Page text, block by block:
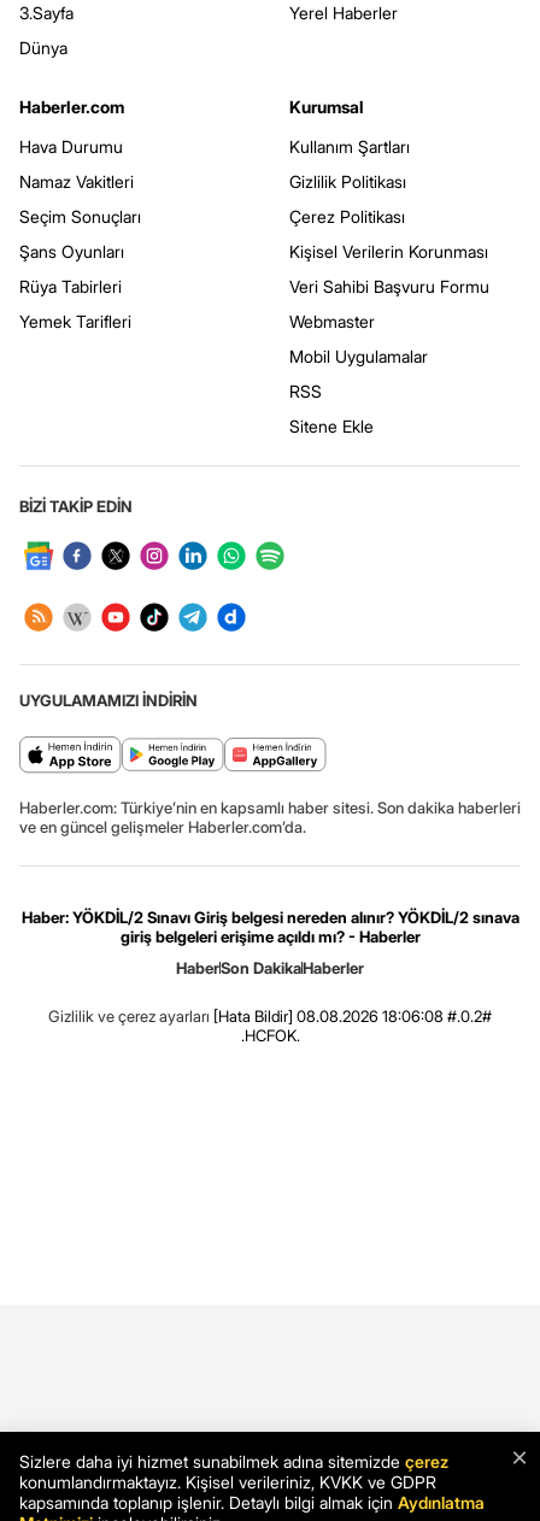
3.Sayfa
Dünya
Yerel Haberler
Haberler.com
Hava Durumu
Namaz Vakitleri
Seçim Sonuçları
Şans Oyunları
Rüya Tabirleri
Yemek Tarifleri
Kurumsal
Kullanım Şartları
Gizlilik Politikası
Çerez Politikası
Kişisel Verilerin Korunması
Veri Sahibi Başvuru Formu
Webmaster
Mobil Uygulamalar
RSS
Sitene Ekle
BİZİ TAKİP EDİN
UYGULAMAMIZI İNDİRİN
Haberler.com: Türkiye’nin en kapsamlı haber sitesi. Son dakika haberleri
ve en güncel gelişmeler Haberler.com’da.
Haber: YÖKDİL/2 Sınavı Giriş belgesi nereden alınır? YÖKDİL/2 sınava
giriş belgeleri erişime açıldı mı? - Haberler
HaberSon DakikaHaberler
Gizlilik ve çerez ayarları [Hata Bildir] 08.08.2026 18:06:08 #.0.2#
.HCFOK.
×
Sizlere daha iyi hizmet sunabilmek adına sitemizde çerez
konumlandırmaktayız. Kişisel verileriniz, KVKK ve GDPR
kapsamında toplanıp işlenir. Detaylı bilgi almak için Aydınlatma